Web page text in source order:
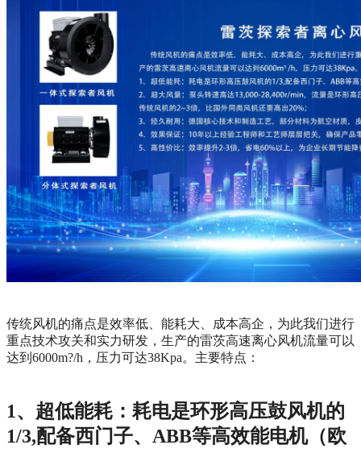
传统风机的痛点是效率低、能耗大、成本高企，为此我们进行
重点技术攻关和实力研发，生产的雷茨高速离心风机流量可以
达到6000m?/h，压力可达38Kpa。主要特点：
1、超低能耗：耗电是环形高压鼓风机的
1/3,配备西门子、ABB等高效能电机（欧